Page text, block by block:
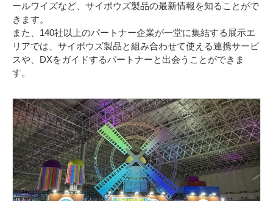
ールワイズなど、サイボウズ製品の最新情報を知ることがで
きます。
また、140社以上のパートナー企業が一堂に集結する展示エ
リアでは、サイボウズ製品と組み合わせて使える連携サービ
スや、DXをガイドするパートナーと出会うことができま
す。